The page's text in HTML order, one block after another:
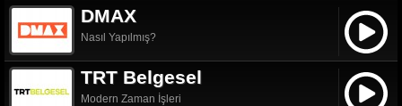
DMAX
Nasıl Yapılmış?
TRT Belgesel
Modern Zaman İşleri